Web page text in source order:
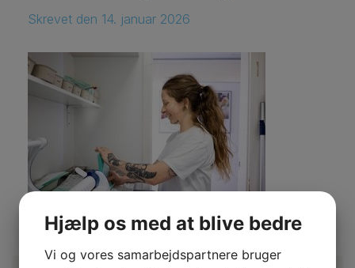
Skrevet den 14. januar 2026
Hjælp os med at blive bedre
Vi og vores samarbejdspartnere bruger